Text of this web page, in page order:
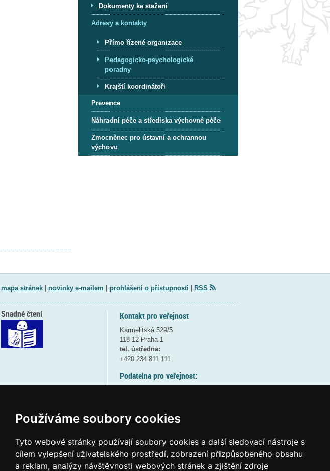
Používáme soubory cookies
Tyto webové stránky používají soubory cookies a další sledovací nástroje s
cílem vylepšení uživatelského prostředí, zobrazení přizpůsobeného obsahu
a reklam, analýzy návštěvnosti webových stránek a zjištění zdroje
Dokumenty ke stažení
Adresy a kontakty
Přímo řízené organizace
Pedagogicko-psychologické
poradny
Krajští koordinátoři
Prevence
Náhradní péče a střediska výchovné péče
Zmocněnec pro ústavní a ochrannou
výchovu
mapa stránek| novinky e-mailem prohlášení o přístupnosti RSS
Kontakt pro veřejnost
Karmelitská 529/5
118 12 Praha 1
tel. ústředna:
+420 234 811 111
Podatelna pro veřejnost:
(více informací
Elektronická podatelna:
posta@msmt.gov.cz
Snadné čtení